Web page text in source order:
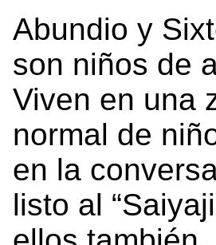
Abundio y
son niños de
Viven en una
normal de
en la
listo al